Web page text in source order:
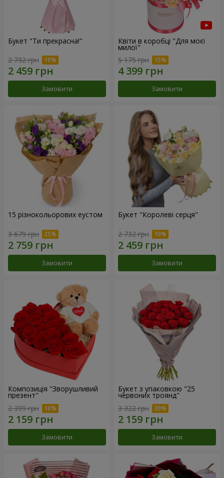
Букет "Ти прекрасна!"
2 732 грн
Замовити
Квіти в коробці "Для моєї
милої"
5 175 грн
Замовити
15 різнокольорових еустом
3 679 грн
Замовити
Букет "Королеві серця"
2 732 грн
Замовити
Композиція "Зворушливий
презент"
2 399 грн
Замовити
Букет з упаковкою "25
червоних троянд"
3 322 грн
Замовити